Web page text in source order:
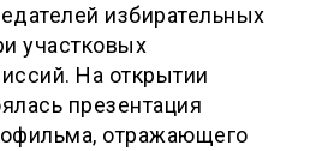
избирательных
участковых
На открытии
презентация
отражающего